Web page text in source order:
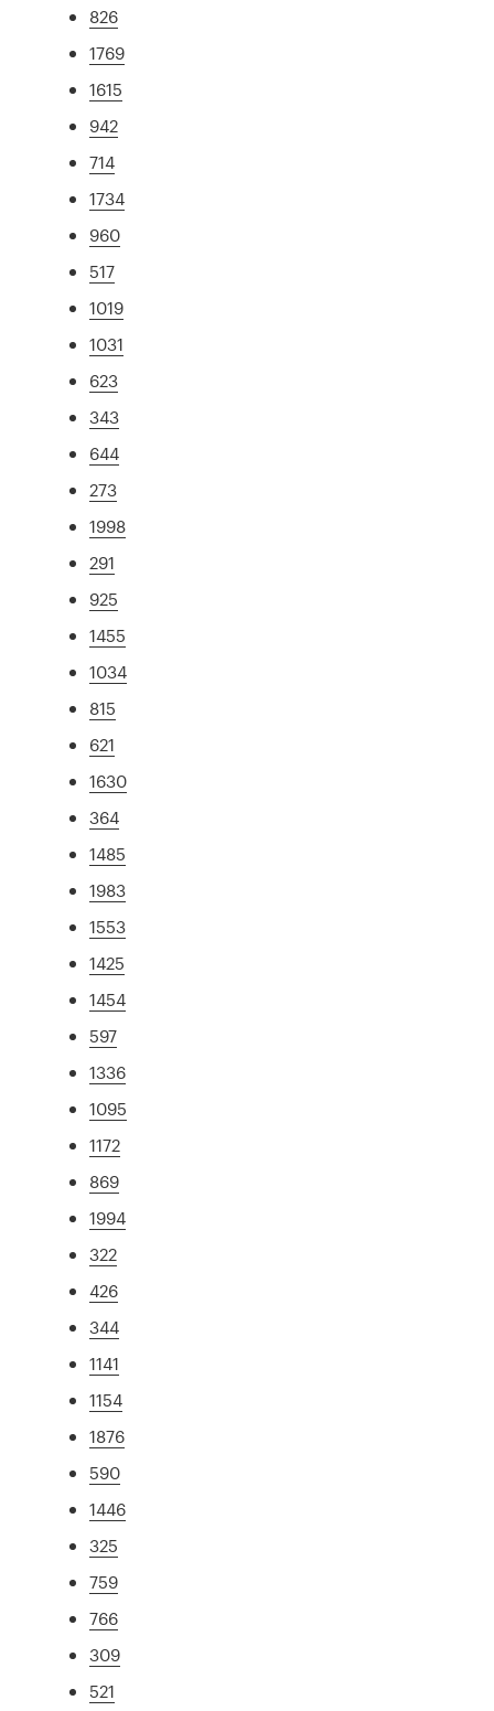
826
1769
1615
942
714
1734
960
517
1019
1031
623
343
644
273
1998
291
925
1455
1034
815
621
1630
364
1485
1983
1553
1425
1454
597
1336
1095
1172
869
1994
322
426
344
1141
1154
1876
590
1446
325
759
766
309
521